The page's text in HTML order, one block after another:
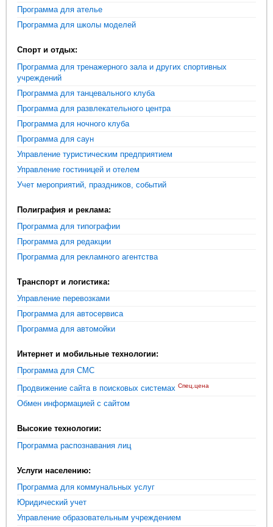
Программа для ателье
Программа для школы моделей
Спорт и отдых:
Программа для тренажерного зала и других спортивных
учреждений
Программа для танцевального клуба
Программа для развлекательного центра
Программа для ночного клуба
Программа для саун
Управление туристическим предприятием
Управление гостиницей и отелем
Учет мероприятий, праздников, событий
Полиграфия и реклама:
Программа для типографии
Программа для редакции
Программа для рекламного агентства
Транспорт и логистика:
Управление перевозками
Программа для автосервиса
Программа для автомойки
Интернет и мобильные технологии:
Программа для СМС
Продвижение сайта в поисковых системах Спец.цена
Обмен информацией с сайтом
Высокие технологии:
Программа распознавания лиц
Услуги населению:
Программа для коммунальных услуг
Юридический учет
Управление образовательным учреждением